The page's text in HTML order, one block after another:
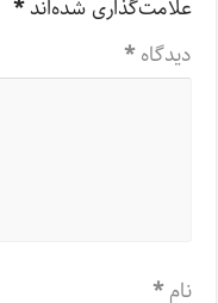
علامت‌گذاری شده‌اند*
دیدگاه*
نام*